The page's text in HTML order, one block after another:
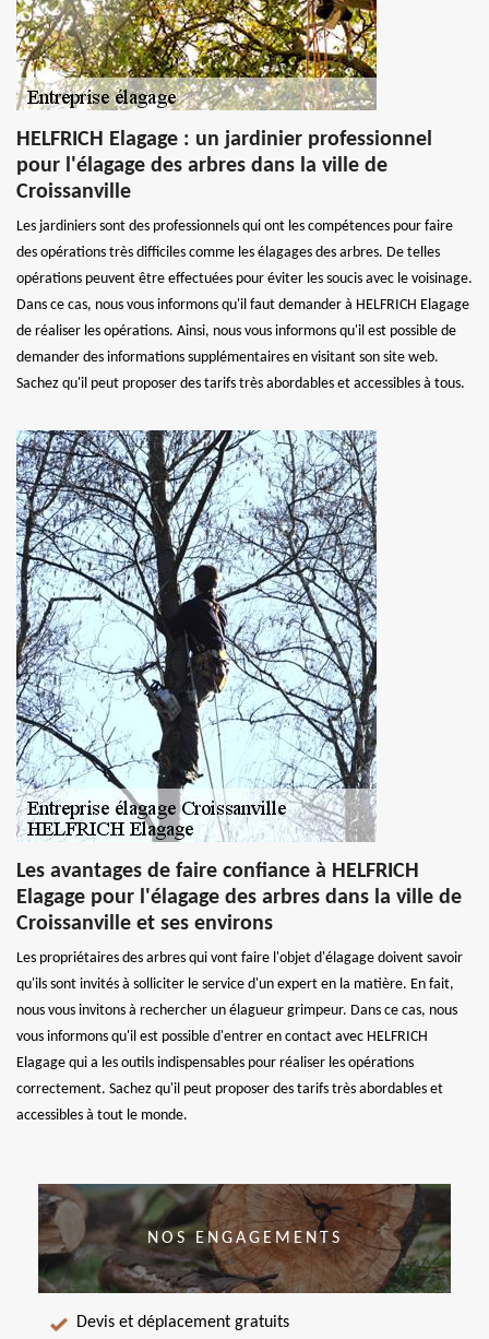
HELFRICH Elagage : un jardinier professionnel
pour l'élagage des arbres dans la ville de
Croissanville
Les jardiniers sont des professionnels qui ont les compétences pour faire
des opérations très difficiles comme les élagages des arbres. De telles
opérations peuvent être effectuées pour éviter les soucis avec le voisinage.
Dans ce cas, nous vous informons qu'il faut demander à HELFRICH Elagage
de réaliser les opérations. Ainsi, nous vous informons qu'il est possible de
demander des informations supplémentaires en visitant son site web.
Sachez qu'il peut proposer des tarifs très abordables et accessibles à tous.
Les avantages de faire confiance à HELFRICH
Elagage pour l'élagage des arbres dans la ville de
Croissanville et ses environs
Les propriétaires des arbres qui vont faire l'objet d'élagage doivent savoir
qu'ils sont invités à solliciter le service d'un expert en la matière. En fait,
nous vous invitons à rechercher un élagueur grimpeur. Dans ce cas, nous
vous informons qu'il est possible d'entrer en contact avec HELFRICH
Elagage qui a les outils indispensables pour réaliser les opérations
correctement. Sachez qu'il peut proposer des tarifs très abordables et
accessibles à tout le monde.
NOS ENGAGEMENTS
Devis et déplacement gratuits